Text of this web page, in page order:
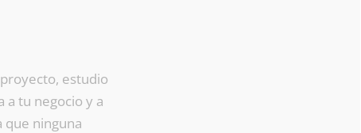
estudio
a tu negocio y a
que ninguna